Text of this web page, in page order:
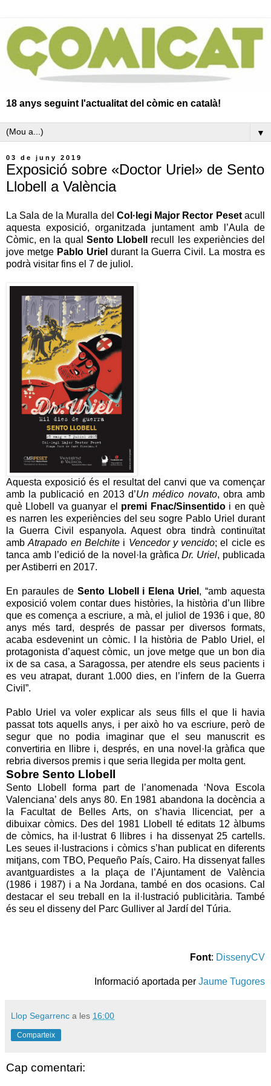
18 anys seguint l'actualitat del còmic en català!
▼
03 de juny 2019
Exposició sobre «Doctor Uriel» de Sento
Llobell a València
La Sala de la Muralla del Col·legi Major Rector Pesetacull
aquesta exposició, organitzada juntament amb l’Aula de
Còmic, en la qual Sento Llobell
recull les experiències del
jove metge Pablo Uriel durant la Guerra Civil. La mostra es
podrà visitar fins el 7 de juliol.
Aquesta exposició és el resultat del canvi que va començar
amb la publicació en 2013 d’Un médico novato, obra amb
què Llobell va guanyar el premi Fnac/Sinsentidoi en què
es narren les experiències del seu sogre Pablo Uriel durant
la Guerra Civil espanyola. Aquest obra tindrà continuïtat
ambAtrapado en Belchitei Vencedor y vencido; el cicle es
tanca amb l’edició de la novel·la gràficaDr. Uriel, publicada
per Astiberri en 2017.
En paraules de Sento Llobell i Elena Uriel , “amb aquesta
exposició volem contar dues històries, la història d’un llibre
que es comença a escriure, a mà, el juliol de 1936 i que, 80
anys més tard, després de passar per diversos formats,
acaba esdevenint un còmic. I la història de Pablo Uriel, el
protagonista d’aquest còmic, un jove metge que un bon dia
ix de sa casa, a Saragossa, per atendre els seus pacients i
es veu atrapat, durant 1.000 dies, en l’infern de la Guerra
Civil”.
Pablo Uriel va voler explicar als seus fills el que li havia
passat tots aquells anys, i per això ho va escriure, però de
segur que no podia imaginar que el seu manuscrit es
convertiria en llibre i, després, en una novel·la gràfica que
rebria diversos premis i que seria llegida per molta gent.
Sobre Sento Llobell
Sento Llobell forma part de l’anomenada ‘Nova Escola
Valenciana’ dels anys 80. En 1981 abandona la docència a
la Facultat de Belles Arts, on s’havia llicenciat, per a
dibuixar còmics. Des del 1981 Llobell té editats 12 àlbums
de còmics, ha il·lustrat 6 llibres i ha dissenyat 25 cartells.
Les seues il·lustracions i còmics s’han publicat en diferents
mitjans, com TBO, Pequeño País, Cairo. Ha dissenyat falles
avantguardistes a la plaça de l’Ajuntament de València
(1986 i 1987) i a Na Jordana, també en dos ocasions. Cal
destacar el seu treball en la il·lustració publicitària. També
és seu el disseny del Parc Gulliver al Jardí del Túria.
Font: DissenyCV
Informació aportada per Jaume Tugores
Llop Segarrenc a les 16:00
Comparteix
Cap comentari: